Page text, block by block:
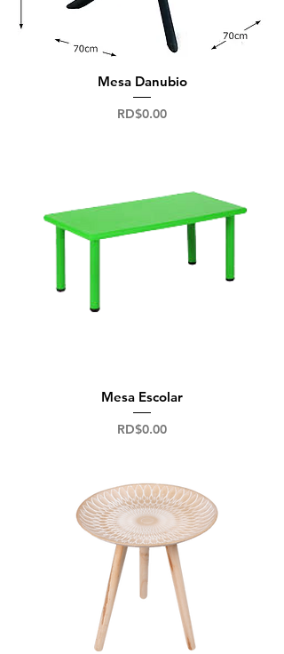
Mesa Danubio
Precio
RD$0.00
Mesa Escolar
Precio
RD$0.00